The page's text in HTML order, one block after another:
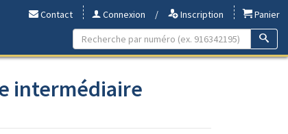
Contact Connexion / Inscription
Panier
intermédiaire